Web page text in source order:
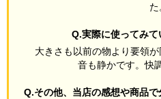
た
Q.実際に使ってみて
大きさも以前の物より要領
音も静かです。快
Q.その他、当店の感想や商品